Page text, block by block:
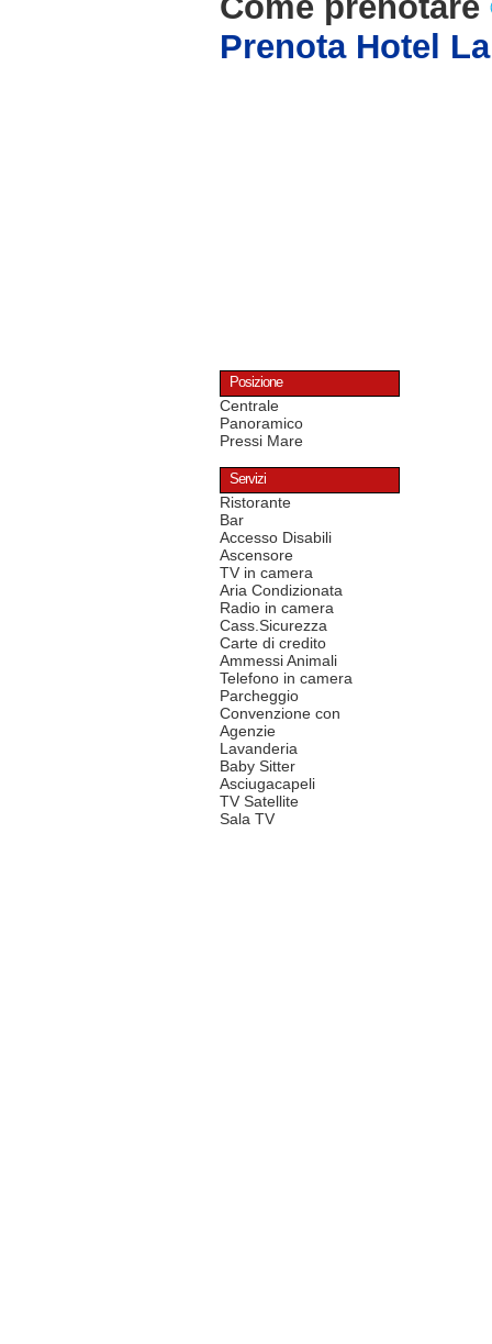
Prenota Hotel
Posizione
Centrale
Panoramico
Pressi Mare
Servizi
Ristorante
Bar
Accesso Disabili
Ascensore
TV in camera
Aria Condizionata
Radio in camera
Cass.Sicurezza
Carte di credito
Ammessi Animali
Telefono in camera
Parcheggio
Convenzione con
Agenzie
Lavanderia
Baby Sitter
Asciugacapeli
TV Satellite
Sala TV